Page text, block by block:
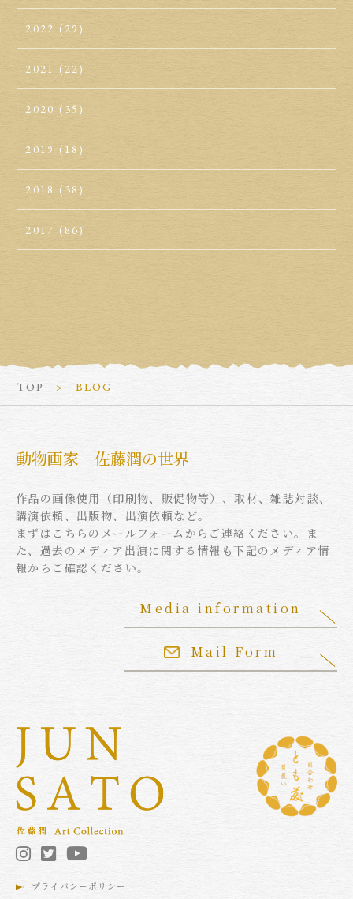
2022 (29)
2021 (22)
2020 (35)
2019 (18)
2018 (38)
2017 (86)
TOP BLOG
動物画家 佐藤潤の世界
作品の画像使用（印刷物、販促物等）、取材、雑誌対談、
講演依頼、出版物、出演依頼など。
まずはこちらのメールフォームからご連絡ください。ま
た、過去のメディア出演に関する情報も下記のメディア情
報からご確認ください。
Mail Form
Media information
プライバシーポリシー